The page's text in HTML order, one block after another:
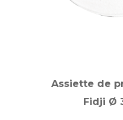
Assiette de
Fidji Ø